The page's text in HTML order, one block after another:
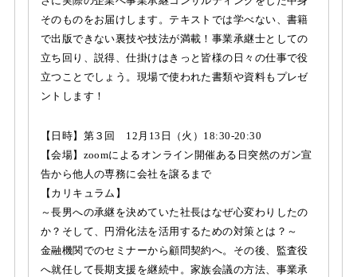
そのものをお届けします。テキストでは学べない、書籍
で出版できない裏技や技法が満載！事業承継士としての
立ち回り、説得、仕掛けはきっと皆様の日々の仕事で役
立つことでしょう。現場で使われた書類や資料もプレゼ
ントします！
【日時】第３回 12月13日（火）18:30-20:30
【会場】zoomによるオンライン開催ある日突然のガン宣
告から他人の専務に会社を譲るまで
【カリキュラム】
～長男への承継を決めていた社長はなぜ心変わりしたの
か？そして、円滑化法を活用するための対策とは？～
金融機関でのセミナーから顧問契約へ。その後、監査役
へ就任して長期支援を継続中。家族会議の方法、事業承